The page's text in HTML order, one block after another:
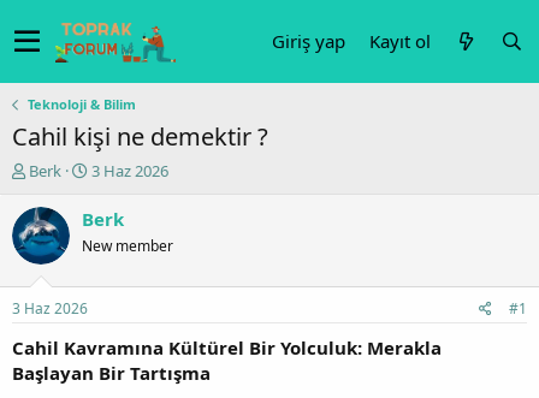
Giriş yap Kayıt ol
Teknoloji & Bilim
Cahil kişi ne demektir ?
K
n
u
y
b
a
ş
a
Berk
B
ş
a
ç
a
3 Haz 2026
Berk
New member
3 Haz 2026 #1
Cahil Kavramına Kültürel Bir Yolculuk: Merakla
Başlayan Bir Tartışma